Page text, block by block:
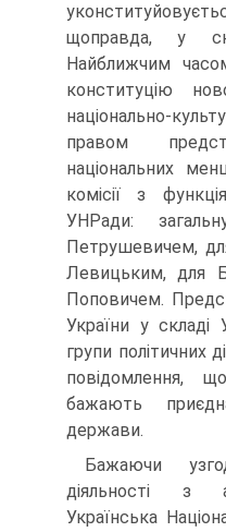
щоправда, у
Найближчим
конституцію
національно-
правом
національних
комісії з
УНРади:
Петрушевичем,
Левицьким, для
Поповичем.
України у
групи політичних
повідомлення,
бажають
держави.
Бажаючи
діяльності з
Українська